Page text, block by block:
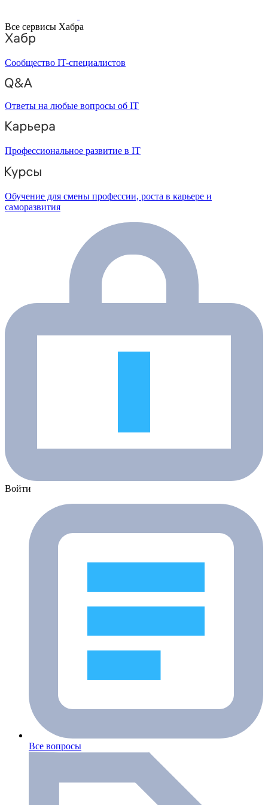
Все сервисы Хабра
Сообщество IT-специалистов
Ответы на любые вопросы об IT
Профессиональное развитие в IT
Обучение для смены профессии, роста в карьере и
саморазвития
Войти
Все вопросы